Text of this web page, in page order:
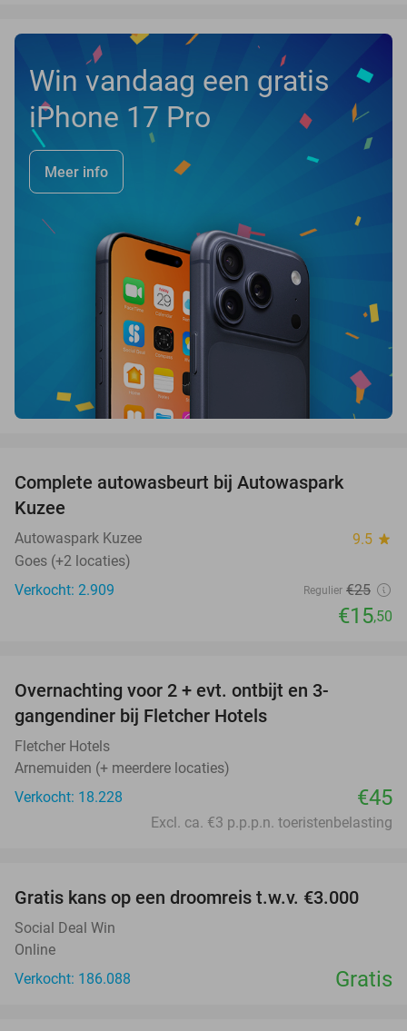
Win vandaag een gratis
iPhone 17 Pro
Meer info
Complete autowasbeurt bij Autowaspark
Kuzee
Autowaspark Kuzee 9.5 star
Goes (+2 locaties)
Verkocht: 2.909
Regulier €25
€15,50
Overnachting voor 2 + evt. ontbijt en 3-
gangendiner bij Fletcher Hotels
Fletcher Hotels
Arnemuiden (+ meerdere locaties)
Verkocht: 18.228
€45
Excl. ca. €3 p.p.p.n. toeristenbelasting
Gratis kans op een droomreis t.w.v. €3.000
Social Deal Win
Online
Verkocht: 186.088
Gratis